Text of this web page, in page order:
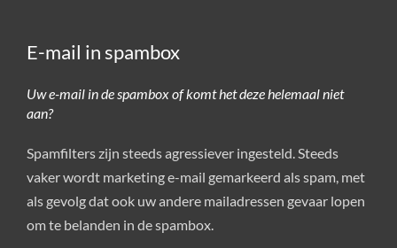
E-mail in spambox
Uw e-mail in de spambox of komt het deze helemaal niet
aan?
Spamfilters zijn steeds agressiever ingesteld. Steeds
vaker wordt marketing e-mail gemarkeerd als spam, met
als gevolg dat ook uw andere mailadressen gevaar lopen
om te belanden in de spambox.